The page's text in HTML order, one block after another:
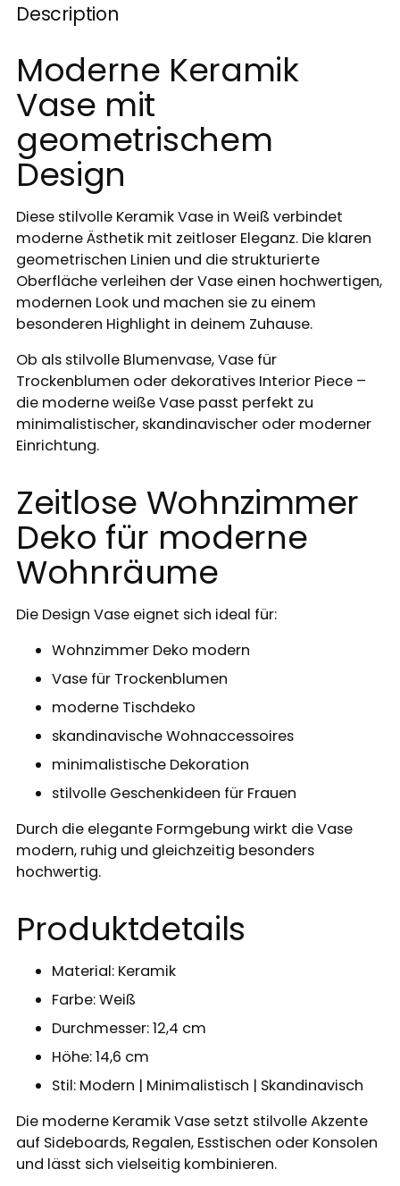
Description
Moderne Keramik
Vase mit
geometrischem
Design
Diese stilvolle Keramik Vase in Weiß verbindet
moderne Ästhetik mit zeitloser Eleganz. Die klaren
geometrischen Linien und die strukturierte
Oberfläche verleihen der Vase einen hochwertigen,
modernen Look und machen sie zu einem
besonderen Highlight in deinem Zuhause.
Ob als stilvolle Blumenvase, Vase für
Trockenblumen oder dekoratives Interior Piece –
die moderne weiße Vase passt perfekt zu
minimalistischer, skandinavischer oder moderner
Einrichtung.
Zeitlose Wohnzimmer
Deko für moderne
Wohnräume
Die Design Vase eignet sich ideal für:
Wohnzimmer Deko modern
Vase für Trockenblumen
moderne Tischdeko
skandinavische Wohnaccessoires
minimalistische Dekoration
stilvolle Geschenkideen für Frauen
Durch die elegante Formgebung wirkt die Vase
modern, ruhig und gleichzeitig besonders
hochwertig.
Produktdetails
Material: Keramik
Farbe: Weiß
Durchmesser: 12,4 cm
Höhe: 14,6 cm
Stil: Modern | Minimalistisch | Skandinavisch
Die moderne Keramik Vase setzt stilvolle Akzente
auf Sideboards, Regalen, Esstischen oder Konsolen
und lässt sich vielseitig kombinieren.